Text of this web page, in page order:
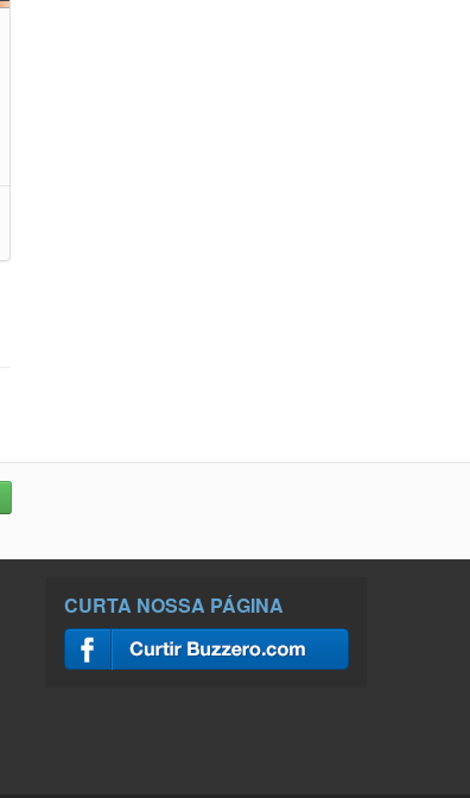
CURTA NOSSA PÁGINA